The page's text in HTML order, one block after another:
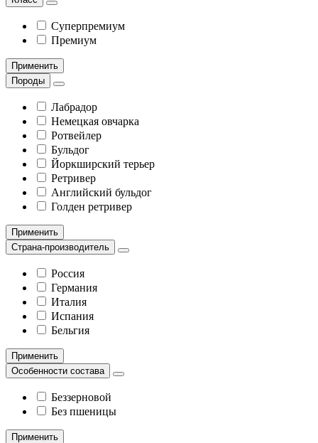
Суперпремиум
Премиум
Применить
Породы
Лабрадор
Немецкая овчарка
Ротвейлер
Бульдог
Йоркширский терьер
Ретривер
Английский бульдог
Голден ретривер
Применить
Страна-производитель
Россия
Германия
Италия
Испания
Бельгия
Применить
Особенности состава
Беззерновой
Без пшеницы
Применить